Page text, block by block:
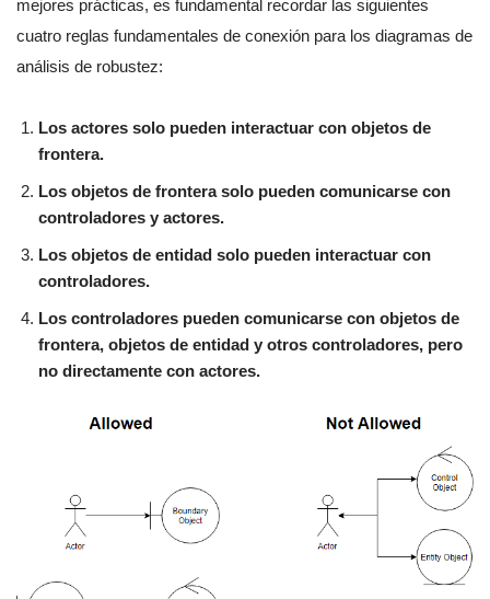
mejores prácticas, es fundamental recordar las siguientes
cuatro reglas fundamentales de conexión para los diagramas de
análisis de robustez:
Los actores solo pueden interactuar con objetos de
frontera.
Los objetos de frontera solo pueden comunicarse con
controladores y actores.
Los objetos de entidad solo pueden interactuar con
controladores.
Los controladores pueden comunicarse con objetos de
frontera, objetos de entidad y otros controladores, pero
no directamente con actores.